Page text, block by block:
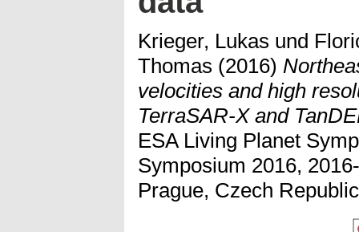
Krieger, Lukas und
Thomas (2016)
velocities and high
TerraSAR-X and
ESA Living Planet
Symposium 2016,
Prague, Czech